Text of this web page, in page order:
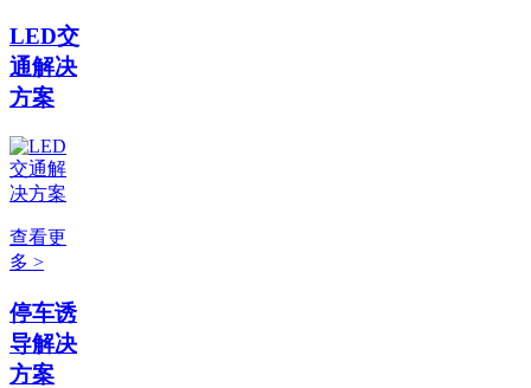
LED交
通解决
方案
查看更
多 >
停车诱
导解决
方案